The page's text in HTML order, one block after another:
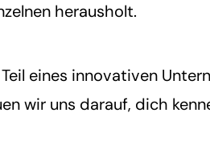
herausholt.
Teil eines innovativen
wir uns darauf, dich